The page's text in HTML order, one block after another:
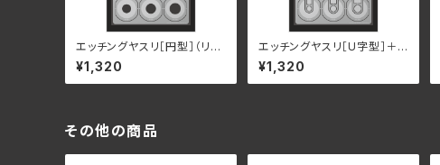
エッチングヤスリ［円型］（リニ
ューアル）
¥1,320
エッチングヤスリ［U字型］＋ヤ
スリピース（リニューアル）
¥1,320
その他の商品